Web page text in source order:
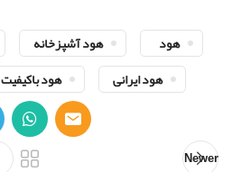
هود هود آشپزخانه
هود ایرانی
هود باکیفیت
Newer